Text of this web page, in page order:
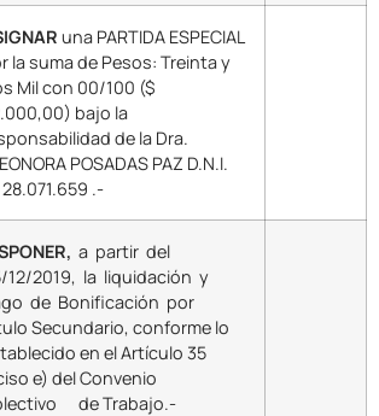
una PARTIDA ESPECIAL
la suma de Pesos: Treinta y
Mil con 00/100 ($
bajo la
de la Dra.
POSADAS PAZ D.N.I.
28.071.659 .-
a partir del
12/2019, la liquidación y
de Bonificación por
Secundario, conforme lo
en el Artículo 35
e) del Convenio
de Trabajo.-